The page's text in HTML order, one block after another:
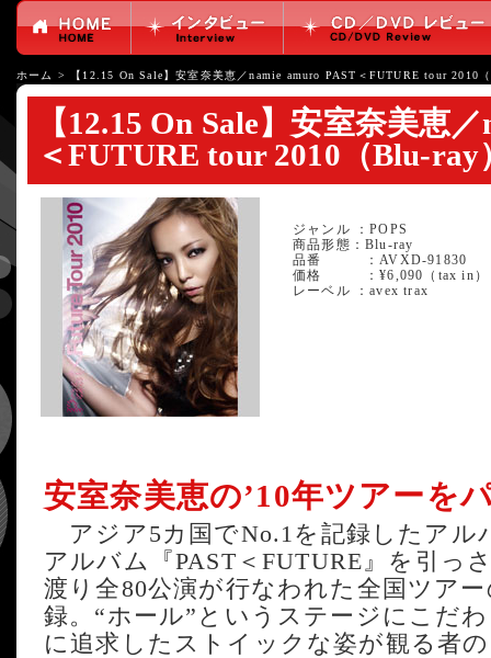
ホーム > 【12.15 On Sale】安室奈美恵／namie amuro PAST＜FUTURE tour 2010
【12.15 On Sale】安室奈美恵
＜FUTURE tour 2010（Blu-ray
ジャンル ：POPS
商品形態：Blu-ray
品番 ：AVXD-91830
価格 ：¥6,090（tax in）
レーベル ：avex trax
安室奈美恵の’10年ツアーを
アジア5カ国でNo.1を記録したアル
アルバム『PAST＜FUTURE』を引っ
渡り全80公演が行なわれた全国ツア
録。“ホール”というステージにこだ
に追求したストイックな姿が観る者